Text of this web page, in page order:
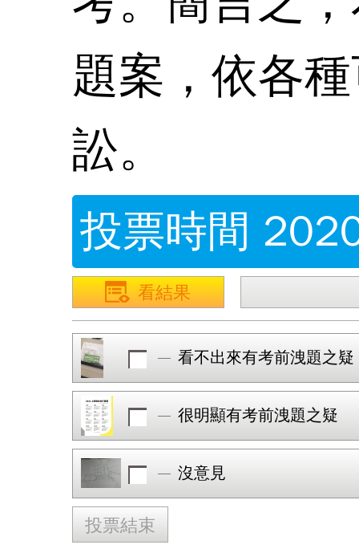
題案，依各
訟。
投票時間
看結果
看不出來有考前洩題之疑
很明顯有考前洩題之疑
沒意見
投票結束